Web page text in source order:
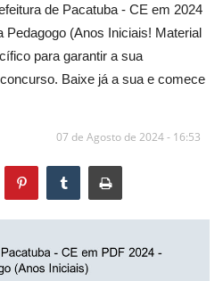
de Pacatuba - CE em 2024
Pedagogo (Anos Iniciais! Material
para garantir a sua
Baixe já a sua e comece
07 de Agosto de 2024 - 16:53